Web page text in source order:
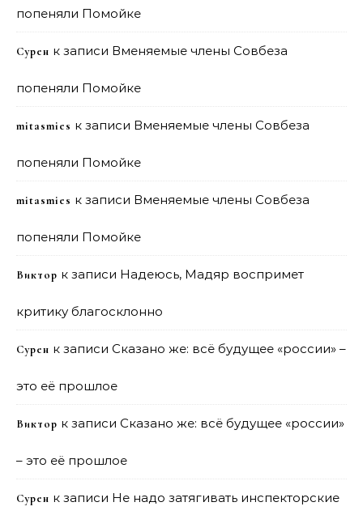
попеняли Помойке
Сурен к записи Вменяемые члены Совбеза
попеняли Помойке
mitasmies к записи Вменяемые члены Совбеза
попеняли Помойке
mitasmies к записи Вменяемые члены Совбеза
попеняли Помойке
Виктор к записи Надеюсь, Мадяр воспримет
критику благосклонно
Сурен к записи Сказано же: всё будущее «россии» –
это её прошлое
Виктор к записи Сказано же: всё будущее «россии»
– это её прошлое
Сурен к записи Не надо затягивать инспекторские